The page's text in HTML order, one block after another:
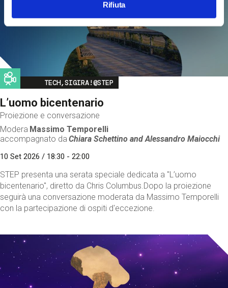
Rifiuta
Image
TECH,SIGIRA!@STEP
L’uomo bicentenario
Proiezione e conversazione
Modera Massimo Temporelli
accompagnato da Chiara Schettino andAlessandro Maiocchi
10 Set 2026 / 18:30 - 22:00
STEP presenta una serata speciale dedicata a "L’uomo
bicentenario", diretto da Chris Columbus.Dopo la proiezione
seguirà una conversazione moderata da Massimo Temporelli
con la partecipazione di ospiti d'eccezione.